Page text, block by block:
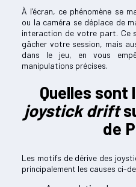
À l’écran, ce phénomène se
ou la caméra se déplace de
interaction de votre part. Ce
gâcher votre session, mais
dans le jeu, en vous
manipulations précises.
Quelles sont
joystick drift
de
Les motifs de dérive des
principalement les causes ci-